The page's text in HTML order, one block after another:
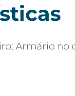
Armário no